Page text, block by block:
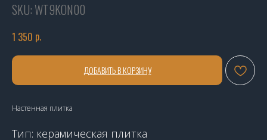
SKU: WT9KON00
1 350 р.
ДОБАВИТЬ В КОРЗИНУ
Настенная плитка
Тип: керамическая плитка